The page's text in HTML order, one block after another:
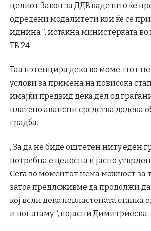
целиот Закон за ДДВ каде што ќе
одредени модалитети кои ќе се
иднина “, истакна министерката во
ТВ 24.
Таа потенцира дека во моментот не
услови за примена на повисока
имајќи предвид дека дел од
платено авансни средства додека
градба.
„За да не биде оштетен ниту еден
потребна е целосна и јасно
Сега во моментот нема можност за
затоа предложивме да продолжи
кој вели дека повластената стапка
и понатаму “, појасни Димитриеска-